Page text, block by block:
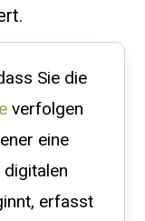
Sie die
verfolgen
eine
erfasst